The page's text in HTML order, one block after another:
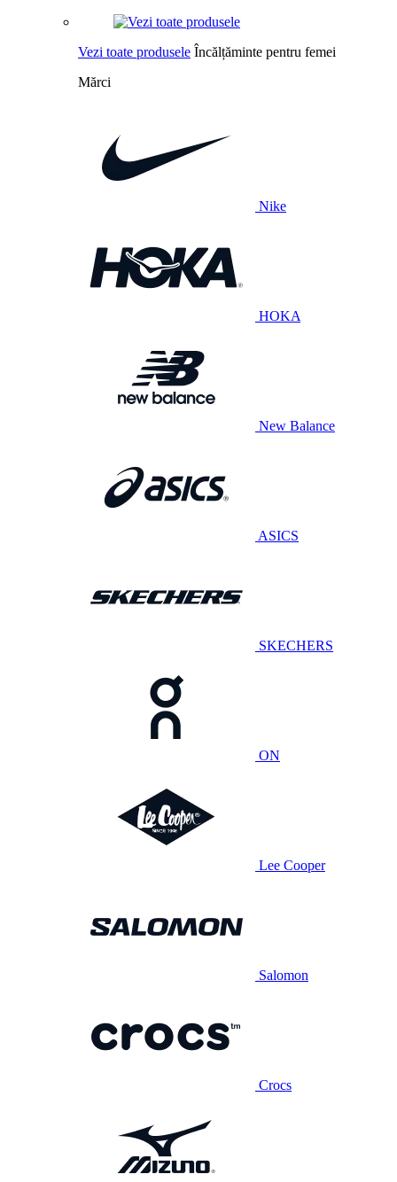
Vezi toate produsele Încălțăminte pentru femei
Mărci
Nike
HOKA
New Balance
ASICS
SKECHERS
ON
Lee Cooper
Salomon
Crocs